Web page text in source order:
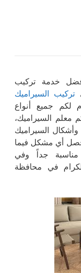
خدمة تركيب
تركيب السيراميك
لكم جميع أنواع
معلم السيراميك،
السيراميك
أي مشكل فيما
جداً وفي
في محافظة